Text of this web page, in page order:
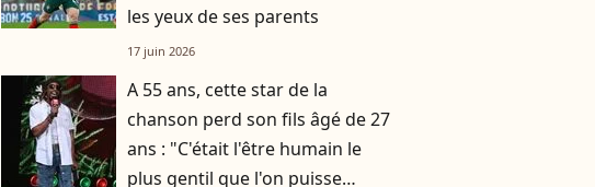
les yeux de ses parents
17 juin 2026
A 55 ans, cette star de la
chanson perd son fils âgé de 27
ans : "C'était l'être humain le
plus gentil que l'on puisse